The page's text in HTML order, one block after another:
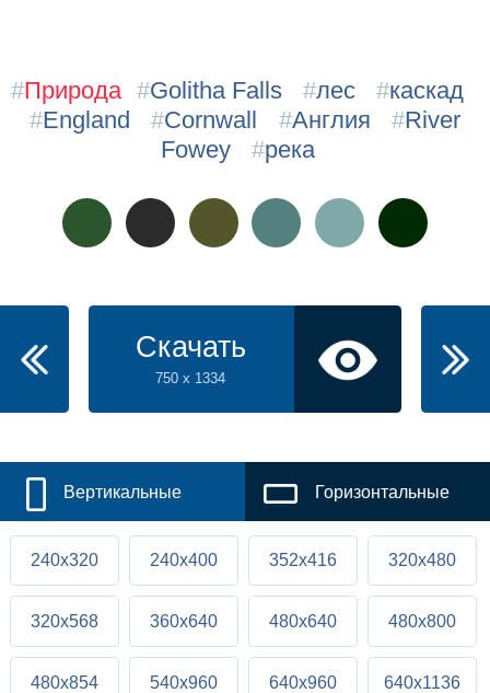
#Природа #Golitha Falls #лес #каскад
#England #Cornwall #Англия #River
Fowey
#река
Скачать
750 x 1334
Вертикальные Горизонтальные
240x320 240x400 352x416 320x480
320x568 360x640 480x640 480x800
480x854 540x960 640x960 640x1136